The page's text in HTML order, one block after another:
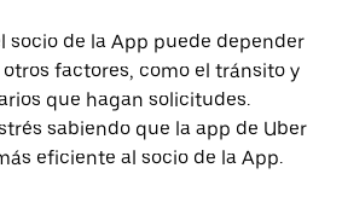
socio de la App puede depender
factores, como el tránsito y
que hagan solicitudes.
sabiendo que la app de Uber
eficiente al socio de la App.